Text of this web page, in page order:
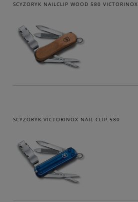
SCYZORYK NAILCLIP WOOD 580 VICTORINOX
SCYZORYK VICTORINOX NAIL CLIP 580